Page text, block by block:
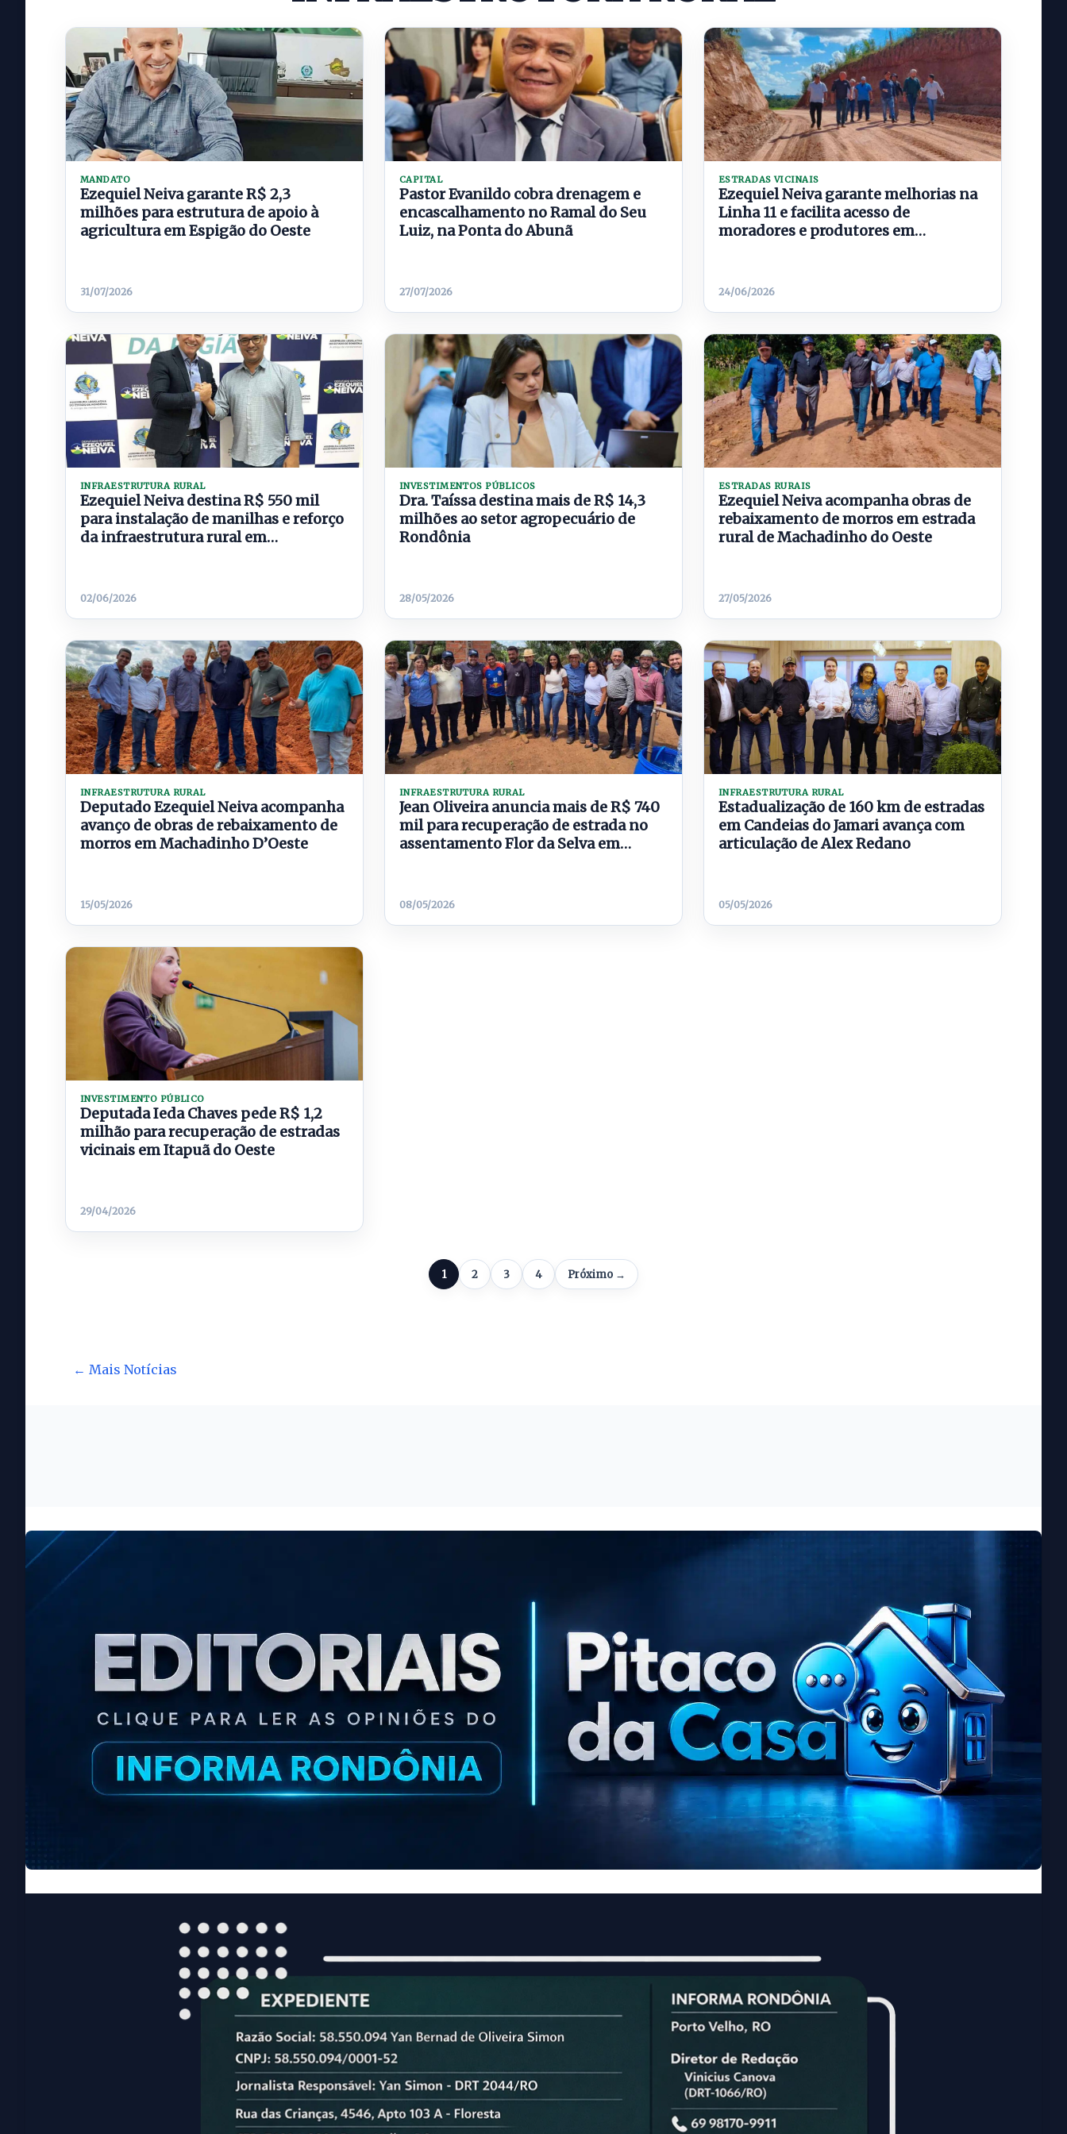
MANDATO
Ezequiel Neiva garante R$ 2,3
milhões para estrutura de apoio à
agricultura em Espigão do Oeste
31/07/2026
CAPITAL
Pastor Evanildo cobra drenagem e
encascalhamento no Ramal do Seu
Luiz, na Ponta do Abunã
27/07/2026
ESTRADAS VICINAIS
Ezequiel Neiva garante melhorias na
Linha 11 e facilita acesso de
moradores e produtores em
24/06/2026
INFRAESTRUTURA RURAL
Ezequiel Neiva destina R$ 550 mil
para instalação de manilhas e reforço
da infraestrutura rural em
02/06/2026
INVESTIMENTOS PÚBLICOS
Dra. Taíssa destina mais de R$ 14,3
milhões ao setor agropecuário de
Rondônia
28/05/2026
ESTRADAS RURAIS
Ezequiel Neiva acompanha obras de
rebaixamento de morros em estrada
rural de Machadinho do Oeste
27/05/2026
INFRAESTRUTURA RURAL
Deputado Ezequiel Neiva acompanha
avanço de obras de rebaixamento de
morros em Machadinho D’Oeste
15/05/2026
INFRAESTRUTURA RURAL
Jean Oliveira anuncia mais de R$ 740
mil para recuperação de estrada no
assentamento Flor da Selva em
08/05/2026
INFRAESTRUTURA RURAL
Estadualização de 160 km de estradas
em Candeias do Jamari avança com
articulação de Alex Redano
05/05/2026
INVESTIMENTO PÚBLICO
Deputada Ieda Chaves pede R$ 1,2
milhão para recuperação de estradas
vicinais em Itapuã do Oeste
29/04/2026
1 2 3 4 Próximo →
← Mais Notícias